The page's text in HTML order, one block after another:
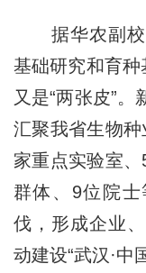
据华农副校
基础研究和育种
又是“两张皮”。
汇聚我省生物
家重点实验室
群体、9位院士
伐，形成企业
动建设“武汉·中